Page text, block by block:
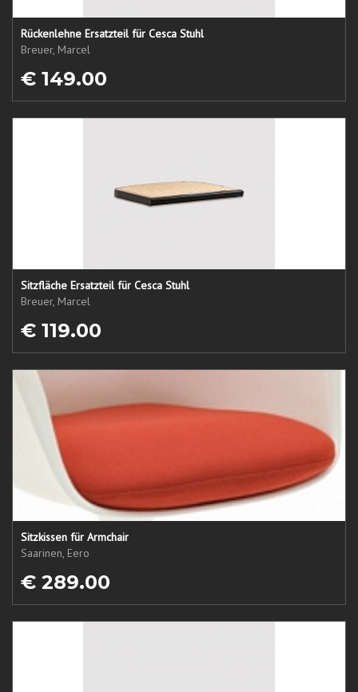
Rückenlehne Ersatzteil für Cesca Stuhl
Breuer, Marcel
€ 149.00
Sitzfläche Ersatzteil für Cesca Stuhl
Breuer, Marcel
€ 119.00
Sitzkissen für Armchair
Saarinen, Eero
€ 289.00